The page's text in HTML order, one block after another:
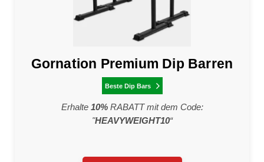
Gornation Premium Dip Barren
Beste Dip Bars 
Erhalte 10%RABATT mit dem Code:
"HEAVYWEIGHT10“